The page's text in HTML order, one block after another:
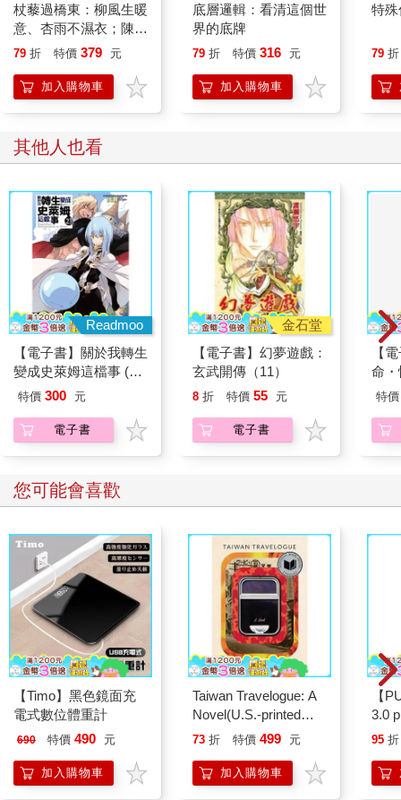
ESG這個字眼在2006年，由前任聯合國祕書長安南提出PRI（責
任投資原則）之後便受到關注。簡單來說，PRI就是「投資者投資
時，應該考慮環境、社會與公司治理的問題」，而這部分也會在
p.34進一步說明，不過，這充其量只是引起人們的關注而已。
ESG真正受到關注的原因，在於全世界的「環境」、「社會」與
「公司治理」都不完善。
世界各地的環境不斷被破壞，地球也因此承受了相當的負擔，而
且人權問題、貧窮問題、性別落差、人種歧視的問題仍未解決，
右圖）。
雖然每次這些問題之後，人類總是試著往好的方向努力，但無論
是環境問題還是人權問題，目前仍然相當嚴重。
若從長期的觀點來看，為了進行經濟活動而不破壞環境，濫用大
自然資源，對於我們人類來說，絕對是一大風險。如果繼續對人
權問題坐視不理，就有可能扼殺人類的潛能，最終間接影響經濟
成長的速度。一直以來，企業都為了追求經濟成長而忽略ESG課
題，但這簡直是捨本逐末的行為，因為要想維持經濟成長，就絕
對不能不顧ESG問題。
杖藜過橋東：柳風生暖
意、杏雨不濕衣；陳亮
恭談以心轉境的適齡漫
79 折 特價 379 元
加入購物車
底層邏輯：看清這個世
界的底牌
79 折 特價 316 元
加入購物車
特
79 折
其他人也看
Readmoo
【電子書】關於我轉生
變成史萊姆這檔事 (23)
(小說)
特價 300 元
電子書
金石堂
【電子書】幻夢遊戲：
玄武開傳（11）
8 折 特價 55 元
電子書
【
命・
特價
您可能會喜歡
【Timo】黑色鏡面充
電式數位體重計
690 特價 490 元
加入購物車
Taiwan Travelogue: A
Novel(U.S.-printed
edition)
73 折 特價 499 元
加入購物車
【
3.0
黑
95 折